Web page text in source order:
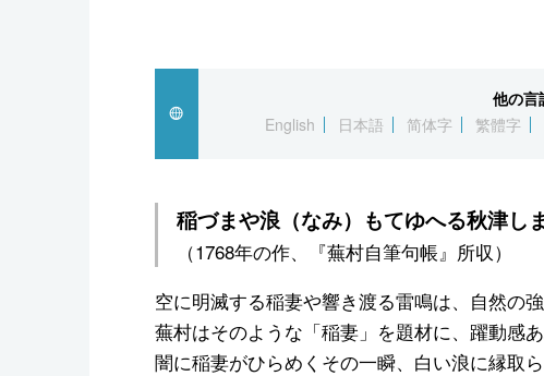
他の言
English
日本語 简体字 繁體字
稲づまや浪（なみ）もてゆへる秋津
（1768年の作、『蕪村自筆句帳』所収）
空に明滅する稲妻や響き渡る雷鳴は、自然の
蕪村はそのような「稲妻」を題材に、躍動感
闇に稲妻がひらめくその一瞬、白い浪に縁取